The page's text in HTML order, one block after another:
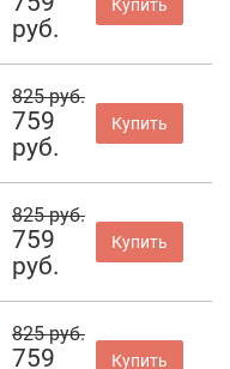
руб.
Купить
825 руб.
759
руб.
Купить
825 руб.
759
руб.
Купить
825 руб.
759
Купить